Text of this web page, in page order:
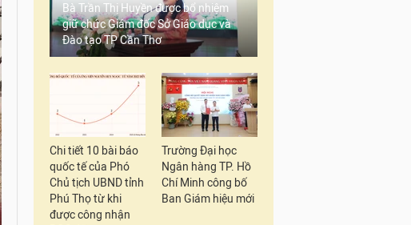
Bà Trần Thị Huyền được bổ nhiệm
giữ chức Giám đốc Sở Giáo dục và
Đào tạo TP Cần Thơ
Chi tiết 10 bài báo
quốc tế của Phó
Chủ tịch UBND tỉnh
Phú Thọ từ khi
được công nhận
Trường Đại học
Ngân hàng TP. Hồ
Chí Minh công bố
Ban Giám hiệu mới